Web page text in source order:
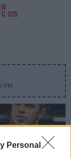
Personal
315
PM